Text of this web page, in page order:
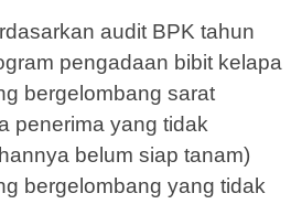
audit BPK tahun
pengadaan bibit kelapa
bergelombang sarat
penerima yang tidak
belum siap tanam)
bergelombang yang tidak